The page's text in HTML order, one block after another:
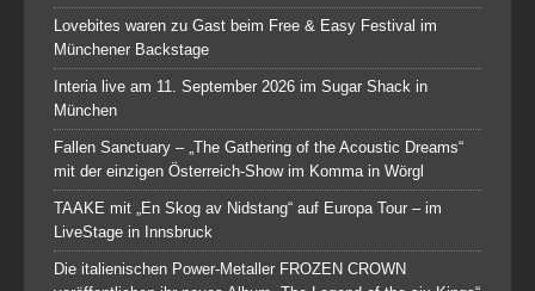
Lovebites waren zu Gast beim Free & Easy Festival im
Münchener Backstage
Interia live am 11. September 2026 im Sugar Shack in
München
Fallen Sanctuary – „The Gathering of the Acoustic Dreams“
mit der einzigen Österreich-Show im Komma in Wörgl
TAAKE mit „En Skog av Nidstang“ auf Europa Tour – im
LiveStage in Innsbruck
Die italienischen Power-Metaller FROZEN CROWN